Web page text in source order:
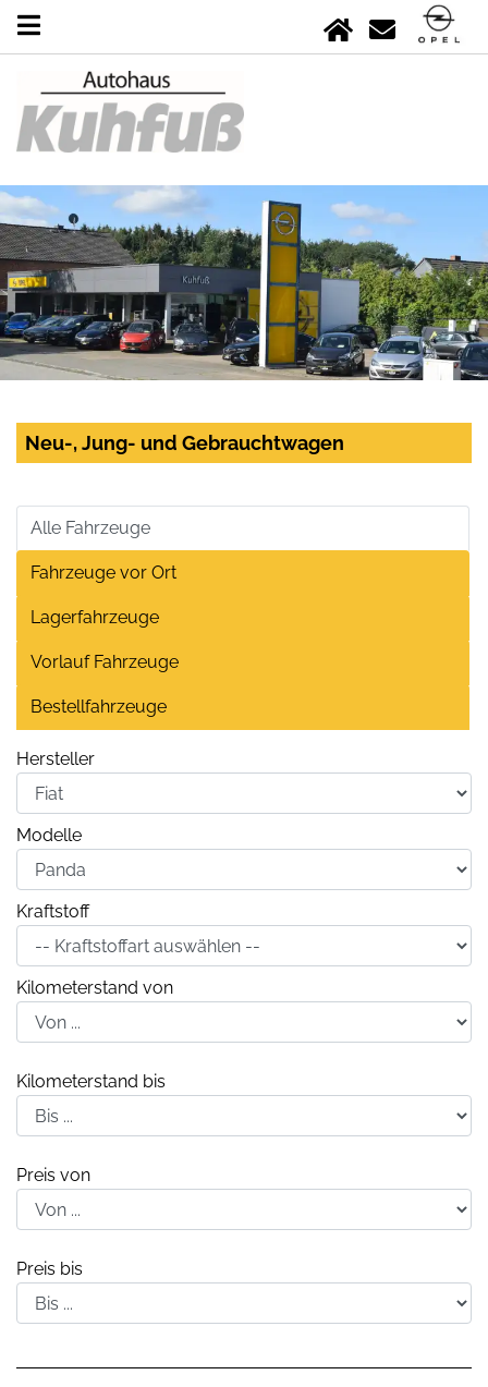
Neu-, Jung- und Gebrauchtwagen
Alle Fahrzeuge
Fahrzeuge vor Ort
Lagerfahrzeuge
Vorlauf Fahrzeuge
Bestellfahrzeuge
Hersteller
Modelle
Kraftstoff
Kilometerstand von
Kilometerstand bis
Preis von
Preis bis